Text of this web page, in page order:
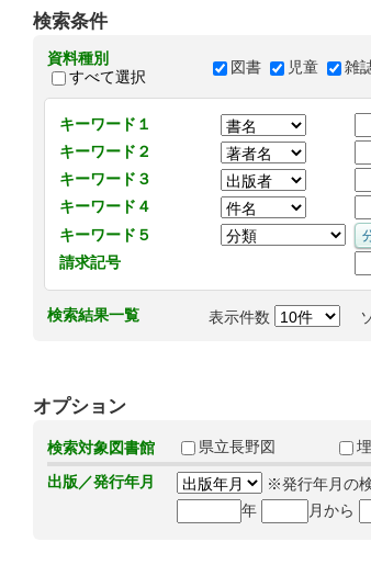
検索条件
資料種別
すべて選択
図書 児童 雑
キーワード１
キーワード２
キーワード３
キーワード４
キーワード５
請求記号
検索結果一覧 表示件数
オプション
検索対象図書館 県立長野図
出版／発行年月
※発行年月の
年
月から